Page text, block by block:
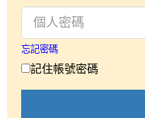
忘記密碼
記住帳號密碼